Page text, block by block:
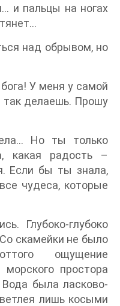
и пальцы на ногах
над обрывом, но
У меня у самой
так делаешь. Прошу
Но ты только
какая радость –
Если бы ты знала,
чудеса, которые
Глубоко-глубоко
скамейки не было
ощущение
простора
была ласково-
лишь косыми